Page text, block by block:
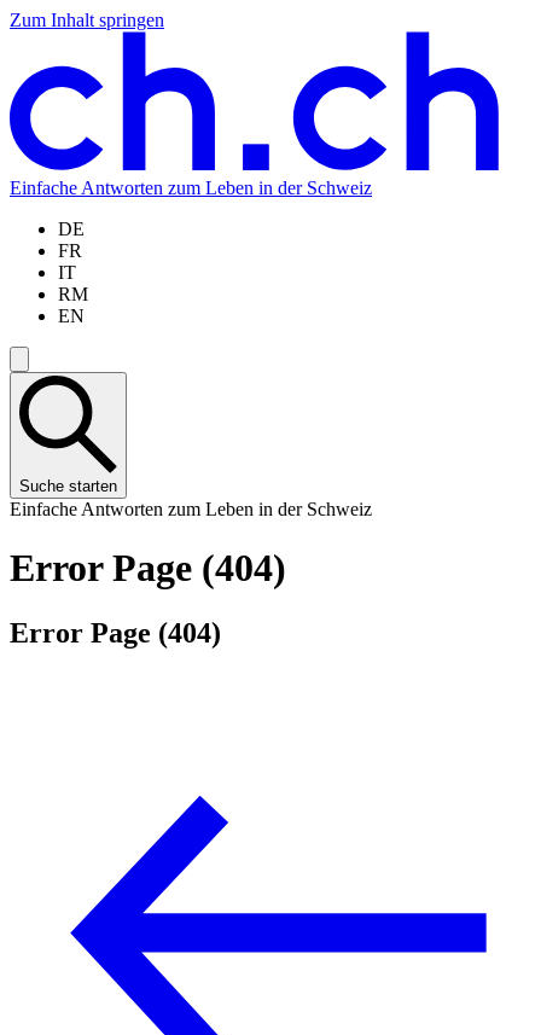
Zum Inhalt springen
Zum
springen
Zur
springen
Zur
springen
Zur
springen
Einfache Antworten zum Leben in der Schweiz
DE
FR
IT
RM
EN
Suche starten
Einfache Antworten zum Leben in der Schweiz
Error Page (404)
Error Page (404)